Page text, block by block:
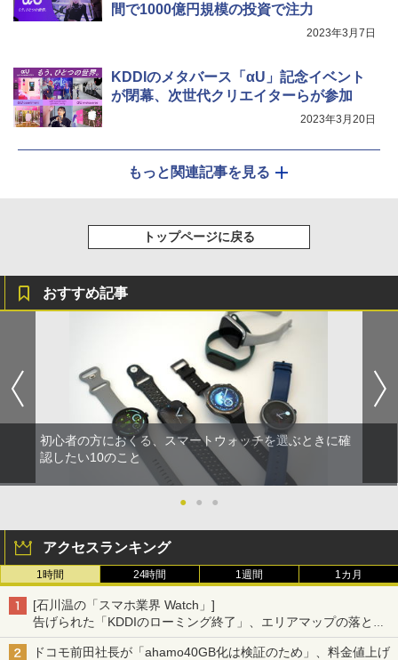
間で1000億円規模の投資で注力
2023年3月7日
KDDIのメタバース「αU」記念イベント
が閉幕、次世代クリエイターらが参加
2023年3月20日
もっと関連記事を見る
トップページに戻る
おすすめ記事
初心者の方におくる、スマートウォッチを選ぶときに確
認したい10のこと
● ● ●
アクセスランキング
1時間 24時間 1週間 1カ月
[石川温の「スマホ業界 Watch」]
告げられた「KDDIのローミング終了」、エリアマップの落とし
穴と楽天モバイルの課題
ドコモ前田社長が「ahamo40GB化は検証のため」、料金値上げ